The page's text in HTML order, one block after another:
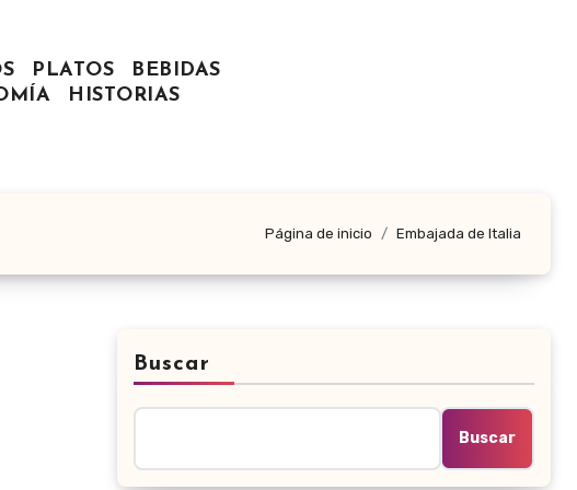
PLATOS
BEBIDAS
HISTORIAS
Página de inicio Embajada de Italia
Buscar
Buscar